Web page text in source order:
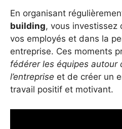
En organisant
building, vous investissez
vos employés et dans la
entreprise. Ces moments
fédérer les équipes autour
l’entreprise et de créer un
travail positif et motivant.